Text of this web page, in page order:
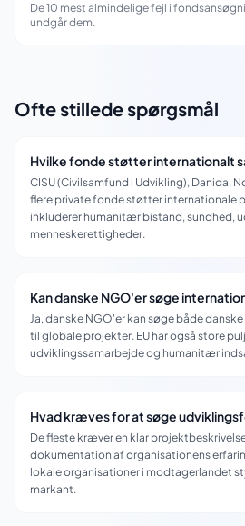
De 10 mest almindelige fejl i
undgår dem.
Ofte stillede spørgsmål
Hvilke fonde støtter internationalt
CISU (Civilsamfund i Udvikling), Danida,
flere private fonde støtter internationale
inkluderer humanitær bistand, sundhed,
menneskerettigheder.
Kan danske NGO'er søge
Ja, danske NGO'er kan søge både
til globale projekter. EU har også store
udviklingssamarbejde og humanitær
Hvad kræves for at søge
De fleste kræver en klar
dokumentation af organisationens
lokale organisationer i modtagerlandet
markant.